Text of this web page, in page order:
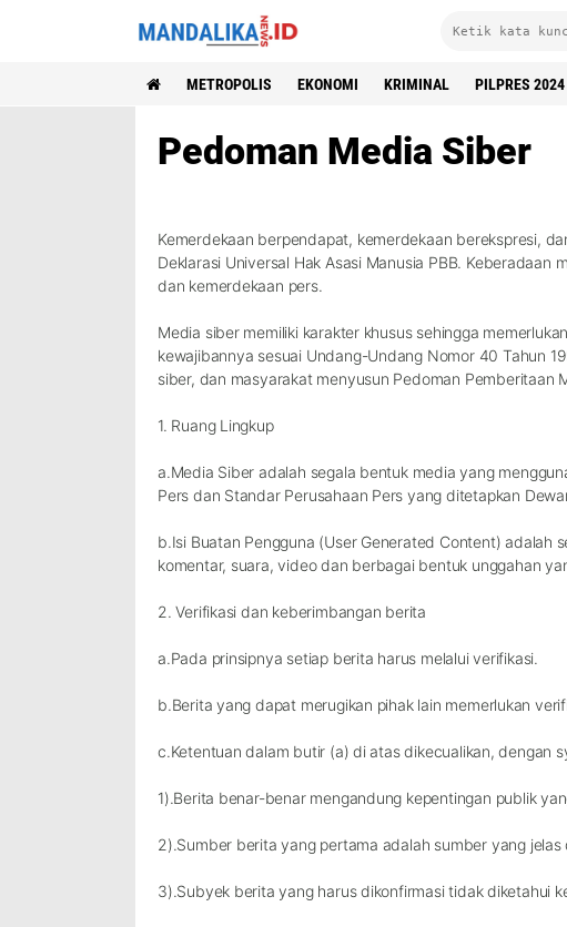
METROPOLIS EKONOMI KRIMINAL PILPRES 2024
Pedoman Media Siber
Kemerdekaan berpendapat, kemerdekaan berekspresi,
Deklarasi Universal Hak Asasi Manusia PBB.
dan kemerdekaan pers.
Media siber memiliki karakter khusus sehingga
kewajibannya sesuai Undang-Undang Nomor 40 Tahun
siber, dan masyarakat menyusun Pedoman Pemberitaan
1. Ruang Lingkup
a.Media Siber adalah segala bentuk media yang
Pers dan Standar Perusahaan Pers yang ditetapkan
b.Isi Buatan Pengguna (User Generated Content) adalah
komentar, suara, video dan berbagai bentuk unggahan
2. Verifikasi dan keberimbangan berita
a.Pada prinsipnya setiap berita harus melalui verifikasi.
b.Berita yang dapat merugikan pihak lain memerlukan
c.Ketentuan dalam butir (a) di atas dikecualikan, dengan
1).Berita benar-benar mengandung kepentingan publik
2).Sumber berita yang pertama adalah sumber yang
3).Subyek berita yang harus dikonfirmasi tidak diketahui